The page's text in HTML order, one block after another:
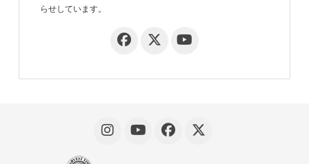
らせしています。